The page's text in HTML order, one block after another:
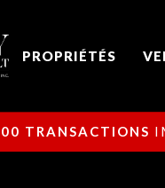
PROPRIÉTÉS
TRANSACTIONS